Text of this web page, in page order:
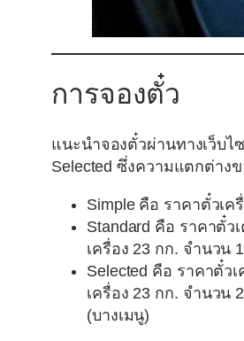
การจองตั๋ว
แนะนำจองตั๋วผ่านทางเว็บไ
Selected ซึ่งความแตกต่าง
Simpleคือ ราคาตั๋วเค
Standard คือ ราคาตั๋ว
เครื่อง 23 กก. จำนวน
Selected คือ ราคาตั๋ว
เครื่อง 23 กก. จำนวน
(บางเมนู)